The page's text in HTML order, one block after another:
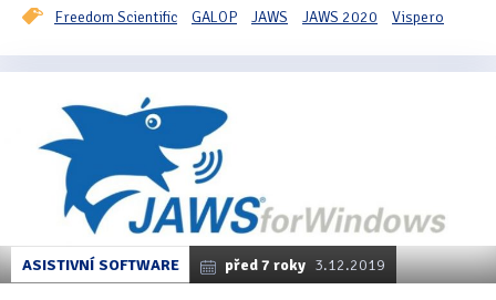
Freedom Scientific GALOP JAWS JAWS 2020 Vispero
ASISTIVNÍ SOFTWARE před 7 roky 3.12.2019